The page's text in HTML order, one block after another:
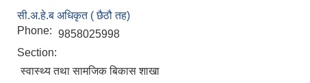
सी.अ.हे.ब अधिकृत ( छैठौ तह)
Phone: 9858025998
Section:
स्वास्थ्य तथा सामजिक बिकास शाखा